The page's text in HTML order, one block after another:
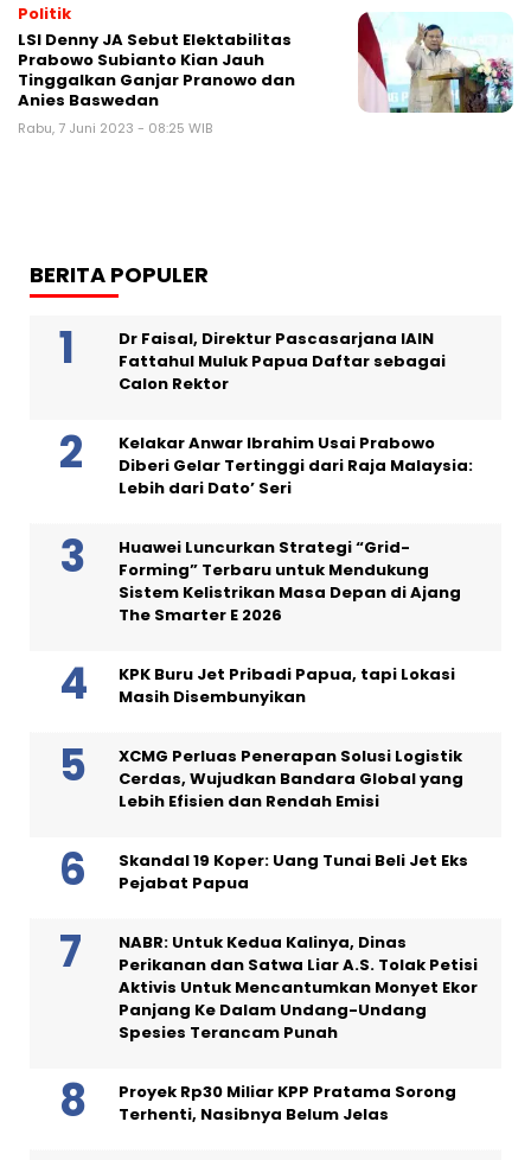
Politik
LSI Denny JA Sebut Elektabilitas
Prabowo Subianto Kian Jauh
Tinggalkan Ganjar Pranowo dan
Anies Baswedan
Rabu, 7 Juni 2023 - 08:25 WIB
BERITA POPULER
Dr Faisal, Direktur Pascasarjana IAIN
Fattahul Muluk Papua Daftar sebagai
Calon Rektor
Kelakar Anwar Ibrahim Usai Prabowo
Diberi Gelar Tertinggi dari Raja Malaysia:
Lebih dari Dato’ Seri
Huawei Luncurkan Strategi “Grid-
Forming” Terbaru untuk Mendukung
Sistem Kelistrikan Masa Depan di Ajang
The Smarter E 2026
KPK Buru Jet Pribadi Papua, tapi Lokasi
Masih Disembunyikan
XCMG Perluas Penerapan Solusi Logistik
Cerdas, Wujudkan Bandara Global yang
Lebih Efisien dan Rendah Emisi
Skandal 19 Koper: Uang Tunai Beli Jet Eks
Pejabat Papua
NABR: Untuk Kedua Kalinya, Dinas
Perikanan dan Satwa Liar A.S. Tolak Petisi
Aktivis Untuk Mencantumkan Monyet Ekor
Panjang Ke Dalam Undang-Undang
Spesies Terancam Punah
Proyek Rp30 Miliar KPP Pratama Sorong
Terhenti, Nasibnya Belum Jelas